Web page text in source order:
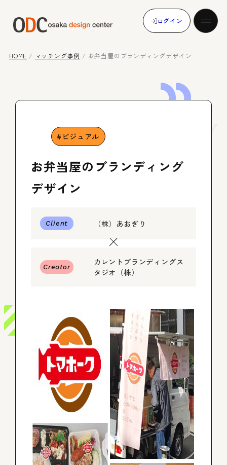
ログイン
受注する
マッチング事例
メンバー登録
ログイン
HOME / マッチング事例 / お弁当屋のブランディングデザイン
Case
ビジュアル
お弁当屋のブランディング
デザイン
Client （株）あおぎり
Creator
カレントブランディングス
タジオ（株）